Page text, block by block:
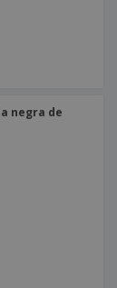
negra de